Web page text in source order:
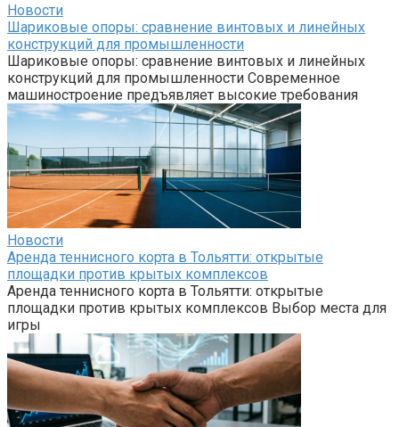
Новости
Шариковые опоры: сравнение винтовых и линейных
конструкций для промышленности
Шариковые опоры: сравнение винтовых и линейных
конструкций для промышленности Современное
машиностроение предъявляет высокие требования
Новости
Аренда теннисного корта в Тольятти: открытые
площадки против крытых комплексов
Аренда теннисного корта в Тольятти: открытые
площадки против крытых комплексов Выбор места для
игры